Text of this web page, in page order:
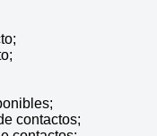
contactos;